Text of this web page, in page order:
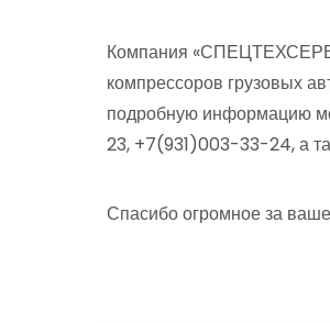
Компания
компрессоров грузовых
подробную информацию
23, +7(931)003-33-24, а
Спасибо огромное за